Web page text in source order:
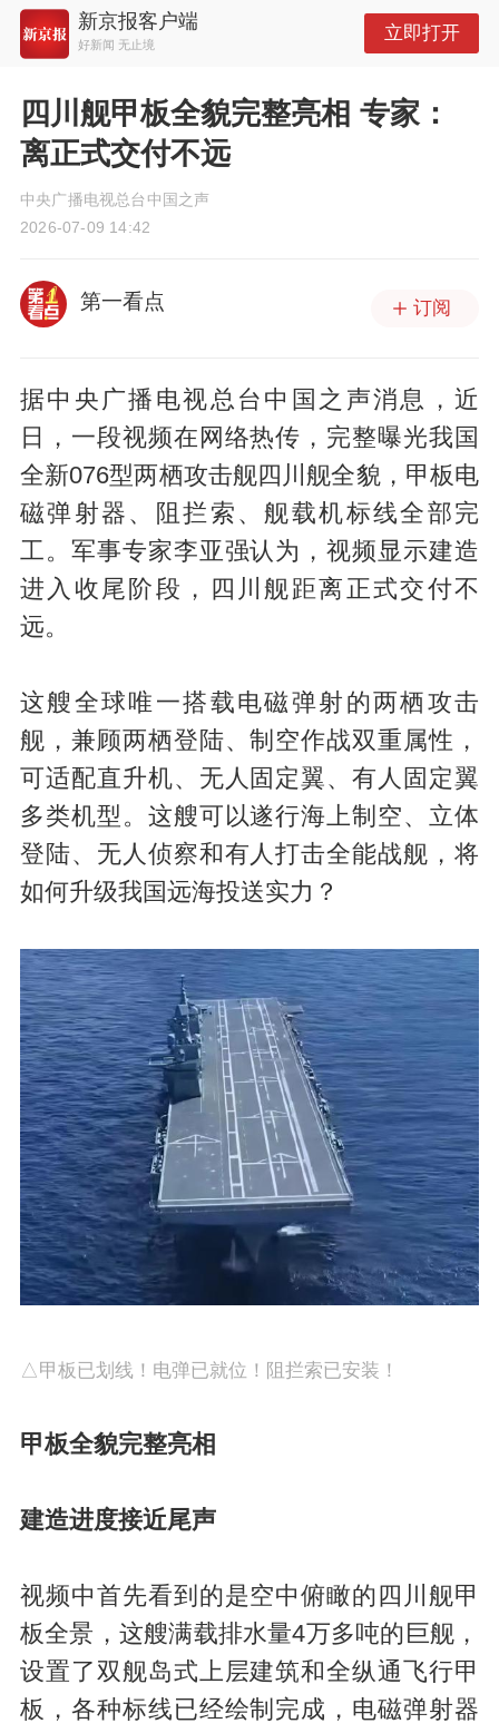
新京报客户端
好新闻 无止境
立即打开
四川舰甲板全貌完整亮相 专家：
离正式交付不远
中央广播电视总台中国之声
2026-07-09 14:42
第一看点 订阅
据中央广播电视总台中国之声消息，近
日，一段视频在网络热传，完整曝光我国
全新076型两栖攻击舰四川舰全貌，甲板电
磁弹射器、阻拦索、舰载机标线全部完
工。军事专家李亚强认为，视频显示建造
进入收尾阶段，四川舰距离正式交付不
远。
这艘全球唯一搭载电磁弹射的两栖攻击
舰，兼顾两栖登陆、制空作战双重属性，
可适配直升机、无人固定翼、有人固定翼
多类机型。这艘可以遂行海上制空、立体
登陆、无人侦察和有人打击全能战舰，将
如何升级我国远海投送实力？
△甲板已划线！电弹已就位！阻拦索已安装！
甲板全貌完整亮相
建造进度接近尾声
视频中首先看到的是空中俯瞰的四川舰甲
板全景，这艘满载排水量4万多吨的巨舰，
设置了双舰岛式上层建筑和全纵通飞行甲
板，各种标线已经绘制完成，电磁弹射器